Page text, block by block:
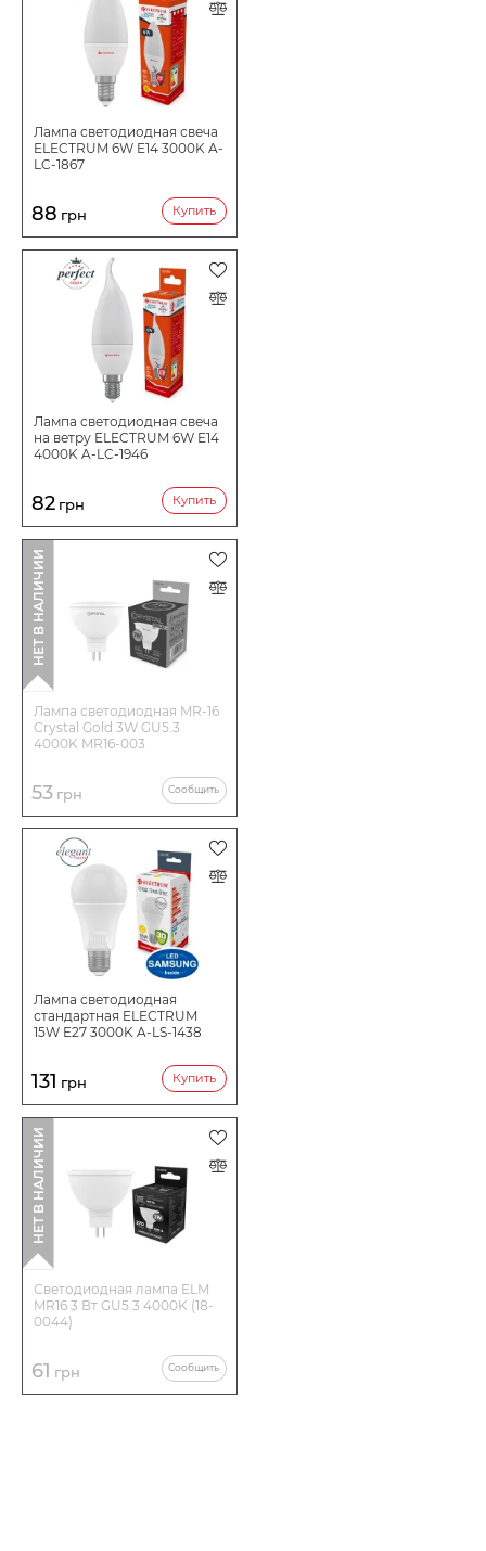
Лампа светодиодная свеча
ELECTRUM 6W E14 3000K A-
LC-1867
88 грн Купить
Лампа светодиодная свеча
на ветру ELECTRUM 6W E14
4000K A-LC-1946
82 грн Купить
Лампа светодиодная MR-16
Crystal Gold 3W GU5.3
4000K MR16-003
53 грн Сообщить
НЕТ В НАЛИЧИИ
Лампа светодиодная
стандартная ELECTRUM
15W E27 3000K A-LS-1438
131 грн Купить
Светодиодная лампа ELM
MR16 3 Вт GU5.3 4000K (18-
0044)
61 грн Сообщить
НЕТ В НАЛИЧИИ